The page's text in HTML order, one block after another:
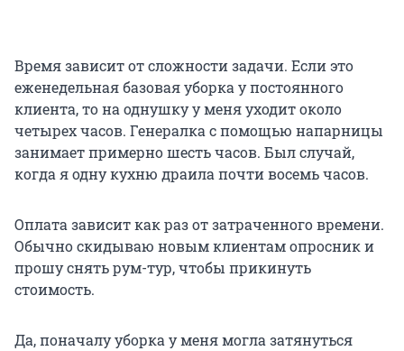
Время зависит от сложности задачи. Если это
еженедельная базовая уборка у постоянного
клиента, то на однушку у меня уходит около
четырех часов. Генералка с помощью напарницы
занимает примерно шесть часов. Был случай,
когда я одну кухню драила почти восемь часов.
Оплата зависит как раз от затраченного времени.
Обычно скидываю новым клиентам опросник и
прошу снять рум-тур, чтобы прикинуть
стоимость.
Да, поначалу уборка у меня могла затянуться